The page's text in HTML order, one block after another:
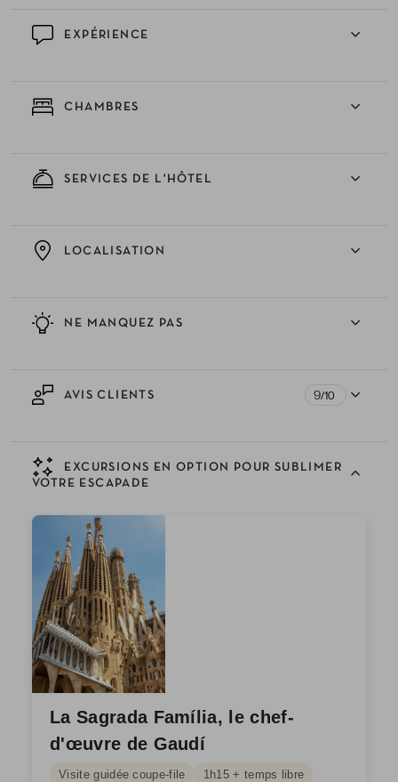
EXPÉRIENCE
CHAMBRES
SERVICES DE L'HÔTEL
NE MANQUEZ PAS
LOCALISATION
AVIS CLIENTS 9/10
EXCURSIONS EN OPTION POUR SUBLIMER
VOTRE ESCAPADE
La Sagrada Família, le chef-
d'œuvre de Gaudí
Visite guidée coupe-file
1h15 + temps libre